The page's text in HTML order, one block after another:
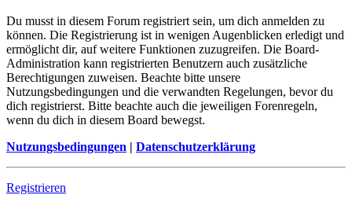
Du musst in diesem Forum registriert sein, um dich anmelden zu
können. Die Registrierung ist in wenigen Augenblicken erledigt und
ermöglicht dir, auf weitere Funktionen zuzugreifen. Die Board-
Administration kann registrierten Benutzern auch zusätzliche
Berechtigungen zuweisen. Beachte bitte unsere
Nutzungsbedingungen und die verwandten Regelungen, bevor du
dich registrierst. Bitte beachte auch die jeweiligen Forenregeln,
wenn du dich in diesem Board bewegst.
Nutzungsbedingungen | Datenschutzerklärung
Registrieren